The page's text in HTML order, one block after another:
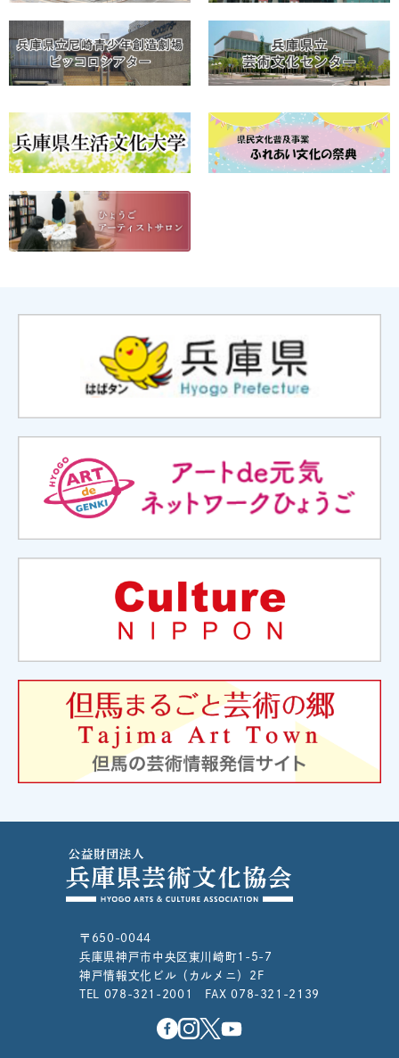
〒650-0044
兵庫県神戸市中央区東川崎町1-5-7
神戸情報文化ビル（カルメニ）2F
TEL 078-321-2001 FAX 078-321-2139